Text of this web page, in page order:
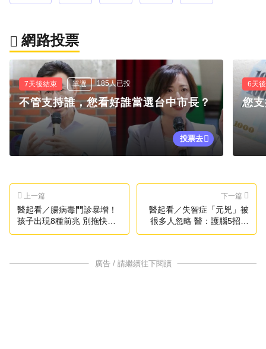
網路投票
7天後結束 單選 185人已投
不管支持誰，您看好誰當選台中市長？
投票去
6天
您
上一篇
醫起看／腸病毒門診暴增！
孩子出現8種前兆 別拖快送
大醫院
下一篇
醫起看／失智症「元兇」被
很多人忽略 醫：護腦5招遠
離風險
廣告 / 請繼續往下閱讀